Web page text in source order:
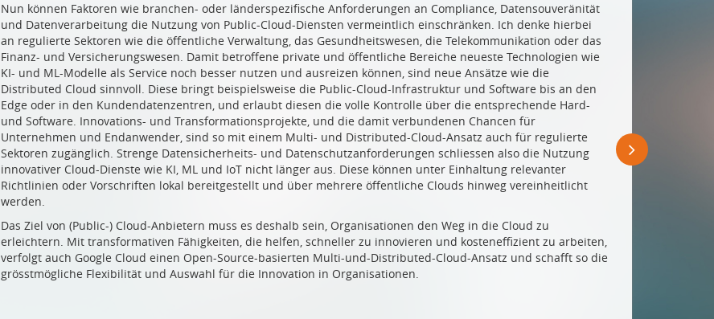
Nun können Faktoren wie branchen- oder länderspezifische Anforderungen an Compliance, Datensouveränität
und Datenverarbeitung die Nutzung von Public-Cloud-Diensten vermeintlich einschränken. Ich denke hierbei
an regulierte Sektoren wie die öffentliche Verwaltung, das Gesundheitswesen, die Telekommunikation oder das
Finanz- und Versicherungswesen. Damit betroffene private und öffentliche Bereiche neueste Technologien wie
KI- und ML-Modelle als Service noch besser nutzen und ausreizen können, sind neue Ansätze wie die
Distributed Cloud sinnvoll. Diese bringt beispielsweise die Public-Cloud-Infrastruktur und Software bis an den
Edge oder in den Kundendatenzentren, und erlaubt diesen die volle Kontrolle über die entsprechende Hard-
und Software. Innovations- und Transformationsprojekte, und die damit verbundenen Chancen für
Unternehmen und Endanwender, sind so mit einem Multi- und Distributed-Cloud-Ansatz auch für regulierte
Sektoren zugänglich. Strenge Datensicherheits- und Datenschutzanforderungen schliessen also die Nutzung
innovativer Cloud-Dienste wie KI, ML und IoT nicht länger aus. Diese können unter Einhaltung relevanter
Richtlinien oder Vorschriften lokal bereitgestellt und über mehrere öffentliche Clouds hinweg vereinheitlicht
werden.
Das Ziel von (Public-) Cloud-Anbietern muss es deshalb sein, Organisationen den Weg in die Cloud zu
erleichtern. Mit transformativen Fähigkeiten, die helfen, schneller zu innovieren und kosteneffizient zu arbeiten,
verfolgt auch Google Cloud einen Open-Source-basierten Multi-und-Distributed-Cloud-Ansatz und schafft so die
grösstmögliche Flexibilität und Auswahl für die Innovation in Organisationen.